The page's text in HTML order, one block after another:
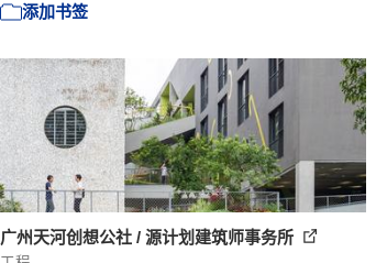
添加书签
广州天河创想公社 / 源计划建筑师事务所